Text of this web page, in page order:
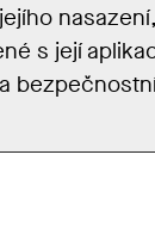
s její